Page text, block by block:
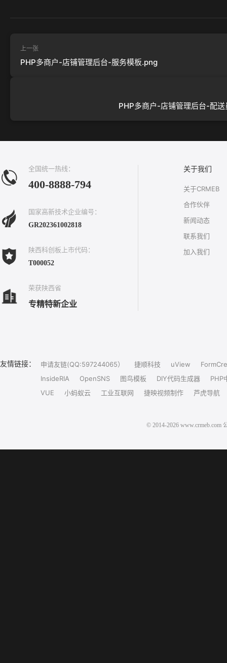
上一张
PHP多商户-店铺管理后台-服务模板.png
PHP多商户-店铺管理后台-配
全国统一热线：
400-8888-794
国家高新技术企业编号：
GR202361002818
陕西科创板上市代码：
T000052
荣获陕西省
专精特新企业
关于我们
关于CRMEB
合作伙伴
新闻动态
联系我们
加入我们
友情链接： 申请友链(QQ:597244065） 捷顺科技 uView
InsideRIA
OpenSNS 图鸟模板 DIY代码生成器
PHP
VUE
小蚂蚁云 工业互联网 捷映视频制作 芦虎导航
© 2014-2026